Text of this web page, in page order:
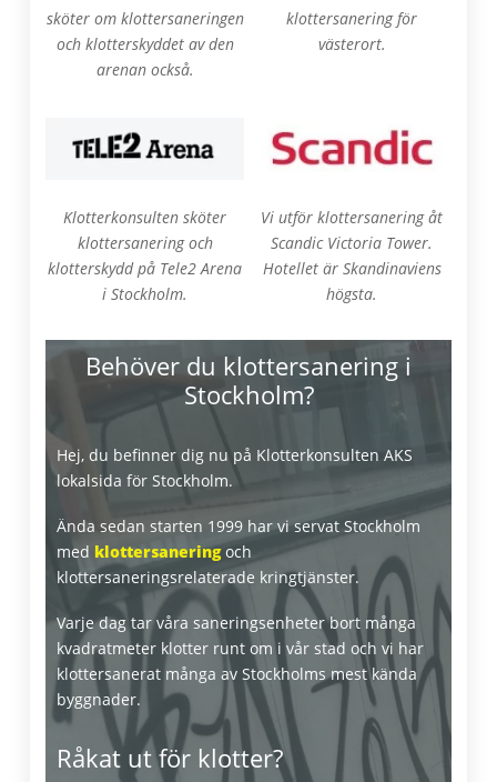
sköter om klottersaneringen
och klotterskyddet av den
arenan också.
klottersanering för
västerort.
Klotterkonsulten sköter
klottersanering och
klotterskydd på Tele2 Arena
i Stockholm.
Vi utför klottersanering åt
Scandic Victoria Tower.
Hotellet är Skandinaviens
högsta.
Behöver du klottersanering i
Stockholm?
Hej, du befinner dig nu på Klotterkonsulten AKS
lokalsida för Stockholm.
Ända sedan starten 1999 har vi servat Stockholm
med klottersaneringoch
klottersaneringsrelaterade kringtjänster.
Varje dag tar våra saneringsenheter bort många
kvadratmeter klotter runt om i vår stad och vi har
klottersanerat många av Stockholms mest kända
byggnader.
Råkat ut för klotter?